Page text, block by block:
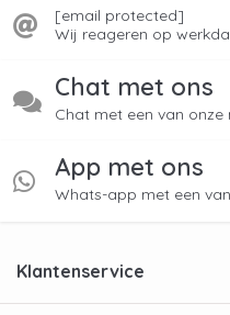
[email protected]
Wij reageren op
Chat met ons
Chat met een van onze
App met ons
Whats-app met een
Klantenservice